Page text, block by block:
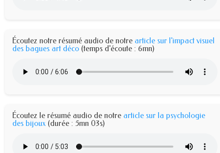
Écoutez notre résumé audio de notre article sur l'impact visuel
des bagues art déco (temps d'écoute : 6mn)
Écoutez le résumé audio de notre article sur la psychologie
des bijoux (durée : 5mn 03s)